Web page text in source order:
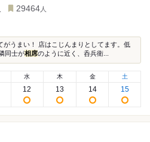
29464 人
がうまい！ 店はこじんまりとしてます。低
同士が相席のように近く、呑兵衛...
水
12
木
13
金
14
土
15